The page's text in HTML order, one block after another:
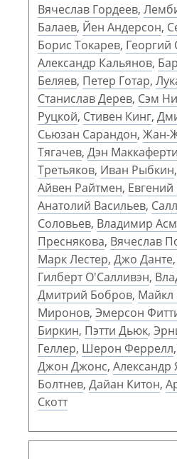
Вячеслав Гордеев,
Балаев, Йен Андерсон,
Борис Токарев, Георгий
Александр Кальянов,
Беляев, Петер Готар,
Станислав Дерев, Сэм
Руцкой, Стивен Кинг,
Сьюзан Сарандон, Жан-
Тягачев, Дэн Маккаферти
Третьяков, Иван Рыбкин,
Айвен Райтмен,
Анатолий Васильев,
Соловьев, Владимир
Преснякова, Вячеслав
Марк Лестер, Джо Данте,
Гилберт О'Салливэн,
Дмитрий Бобров, Майкл
Миронов, Эмерсон
Биркин, Пэтти Дьюк,
Геллер, Шерон Феррелл,
Джон Джонс, Александр
Болтнев, Дайан Китон,
Скотт